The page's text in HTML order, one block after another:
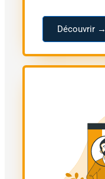
Découvrir →